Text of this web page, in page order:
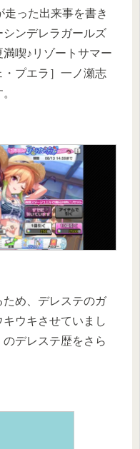
った出来事を書き
シンデレラガールズ
満喫♪リゾートサマー
プエラ］一ノ瀬志
め、デレステのガ
ウキさせていまし
デレステ歴をさら